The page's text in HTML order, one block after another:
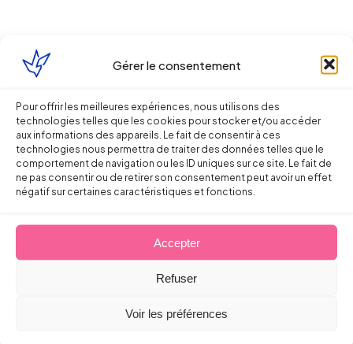
Gérer le consentement
Pour offrir les meilleures expériences, nous utilisons des
technologies telles que les cookies pour stocker et/ou accéder
aux informations des appareils. Le fait de consentir à ces
technologies nous permettra de traiter des données telles que le
comportement de navigation ou les ID uniques sur ce site. Le fait de
ne pas consentir ou de retirer son consentement peut avoir un effet
négatif sur certaines caractéristiques et fonctions.
Accepter
Refuser
Voir les préférences
Acte II. Quidde la manœuvre
Est-ce la fin de l’adage «la fraude corrompt
tout» ?
La qualification de fraude suppose :
Un élément matériel ;
Un élément intentionnel.
défaut délibéré d’information du CE.